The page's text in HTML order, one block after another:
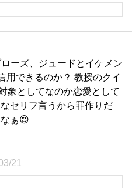
ーズ、ジュードとイケメン
用できるのか？ 教授のクイ
象としてなのか恋愛として
セリフ言うから罪作りだ
ぁ😍
21